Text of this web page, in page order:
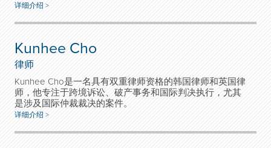
详细介绍 >
Kunhee Cho
律师
Kunhee Cho是一名具有双重律师资格的韩国律师和英国律
师，他专注于跨境诉讼、破产事务和国际判决执行，尤其
是涉及国际仲裁裁决的案件。
详细介绍 >